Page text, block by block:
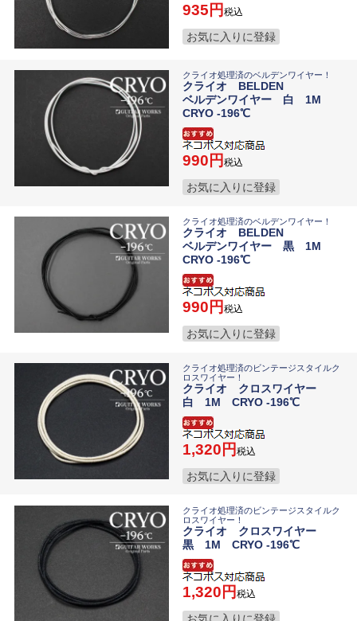
935 税込
お気に入りに登録
クライオ処理済のベルデンワイヤー！
クライオ BELDEN
ベルデンワイヤー 白 1M
CRYO -196℃
990 税込
お気に入りに登録
クライオ処理済のベルデンワイヤー！
クライオ BELDEN
ベルデンワイヤー 黒 1M
CRYO -196℃
990 税込
お気に入りに登録
クライオ処理済のビンテージスタイルク
ロスワイヤー！
クライオ クロスワイヤー
白 1M CRYO -196℃
1,320 税込
お気に入りに登録
クライオ処理済のビンテージスタイルク
ロスワイヤー！
クライオ クロスワイヤー
黒 1M CRYO -196℃
1,320 税込